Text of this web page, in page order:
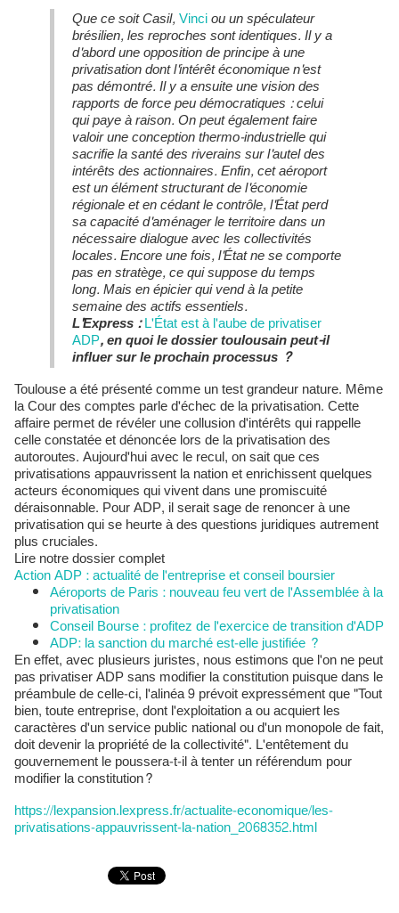
Que ce soit Casil,Vinciou un spéculateur
brésilien, les reproches sont identiques. Il y a
d'abord une opposition de principe à une
privatisation dont l'intérêt économique n'est
pas démontré. Il y a ensuite une vision des
rapports de force peu démocratiques : celui
qui paye à raison. On peut également faire
valoir une conception thermo-industrielle qui
sacrifie la santé des riverains sur l'autel des
intérêts des actionnaires. Enfin, cet aéroport
est un élément structurant de l'économie
régionale et en cédant le contrôle, l'État perd
sa capacité d'aménager le territoire dans un
nécessaire dialogue avec les collectivités
locales. Encore une fois, l'État ne se comporte
pas en stratège, ce qui suppose du temps
long. Mais en épicier qui vend à la petite
semaine des actifs essentiels.
L'Express :L'État est à l'aube de privatiser
ADP, en quoi le dossier toulousain peut-il
influer sur le prochain processus ?
Toulouse a été présenté comme un test grandeur nature. Même
la Cour des comptes parle d'échec de la privatisation. Cette
affaire permet de révéler une collusion d'intérêts qui rappelle
celle constatée et dénoncée lors de la privatisation des
autoroutes. Aujourd'hui avec le recul, on sait que ces
privatisations appauvrissent la nation et enrichissent quelques
acteurs économiques qui vivent dans une promiscuité
déraisonnable. Pour ADP, il serait sage de renoncer à une
privatisation qui se heurte à des questions juridiques autrement
plus cruciales.
Lire notre dossier complet
Action ADP : actualité de l'entreprise et conseil boursier
Aéroports de Paris : nouveau feu vert de l'Assemblée à la
privatisation
Conseil Bourse : profitez de l'exercice de transition d'ADP
ADP: la sanction du marché est-elle justifiée ?
En effet, avec plusieurs juristes, nous estimons que l'on ne peut
pas privatiser ADP sans modifier la constitution puisque dans le
préambule de celle-ci, l'alinéa 9 prévoit expressément que "Tout
bien, toute entreprise, dont l'exploitation a ou acquiert les
caractères d'un service public national ou d'un monopole de fait,
doit devenir la propriété de la collectivité". L'entêtement du
gouvernement le poussera-t-il à tenter un référendum pour
modifier la constitution?
https://lexpansion.lexpress.fr/actualite-economique/les-
privatisations-appauvrissent-la-nation_2068352.html